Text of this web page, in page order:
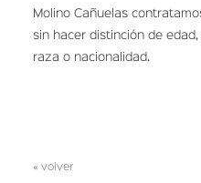
Molino Cañuelas
sin hacer distinción de
raza o nacionalidad.
« volver